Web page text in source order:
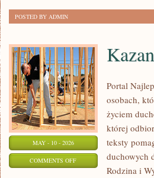
POSTED BY ADMIN
MAY - 10 - 2026
COMMENTS OFFON
Portal
osobach,
życiem
której
teksty
duchowych
Rodzina i